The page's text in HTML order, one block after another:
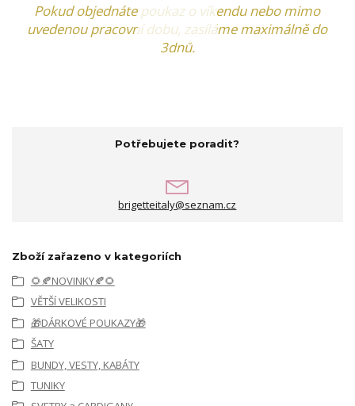
Pokud objednáte poukaz o víkendu nebo mimo
uvedenou pracovní dobu, zasíláme maximálně do
3dnů.
Potřebujete poradit?
brigetteitaly@seznam.cz
Zboží zařazeno v kategoriích
🌻🍂NOVINKY🍂🌻
VĚTŠÍ VELIKOSTI
🎁DÁRKOVÉ POUKAZY🎁
ŠATY
BUNDY, VESTY, KABÁTY
TUNIKY